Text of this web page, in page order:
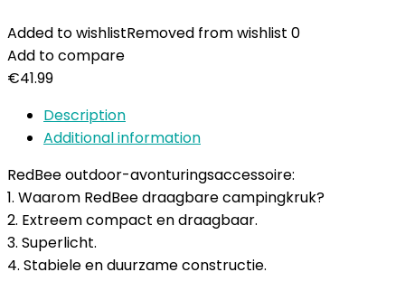
Added to wishlistRemoved from wishlist 0
Add to compare
€41.99
Description
Additional information
RedBee outdoor-avonturingsaccessoire:
1. Waarom RedBee draagbare campingkruk?
2. Extreem compact en draagbaar.
3. Superlicht.
4. Stabiele en duurzame constructie.